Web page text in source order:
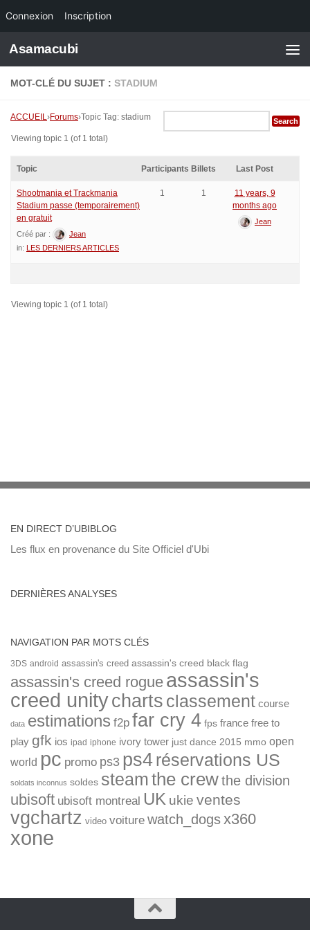
Connexion Inscription
Skip to content
Asamacubi
MOT-CLÉ DU SUJET : STADIUM
ACCUEIL›Forums›Topic Tag: stadium
Viewing topic 1 (of 1 total)
Topic Participants Billets Last Post
Shootmania et Trackmania
Stadium passe (temporairement)
en gratuit
Créé par :
Jean
in: LES DERNIERS ARTICLES
1 1
11 years, 9
months ago
Jean
Viewing topic 1 (of 1 total)
EN DIRECT D’UBIBLOG
Les flux en provenance du Site Officiel d'Ubi
DERNIÈRES ANALYSES
NAVIGATION PAR MOTS CLÉS
3DS android assassin's creed assassin's creed black flag
assassin's creed rogue assassin's
creed unitycharts classement course
data estimations f2p far cry 4 fps france free to
play gfk ios ipad iphone ivory tower just dance 2015 mmo open
world pc promo ps3 ps4réservations US
soldats inconnus soldes steamthe crewthe division
ubisoft ubisoft montreal UK ukie ventes
vgchartz video voiture watch_dogsx360
xone